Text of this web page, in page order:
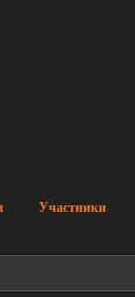
Участники